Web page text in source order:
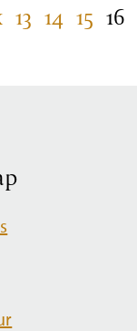
13 14 15 16